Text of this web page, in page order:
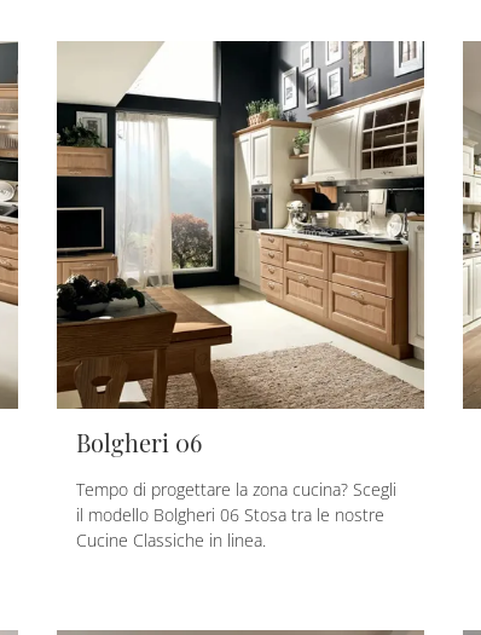
Bolgheri 06
Tempo di progettare la zona cucina? Scegli
il modello Bolgheri 06 Stosa tra le nostre
Cucine Classiche in linea.